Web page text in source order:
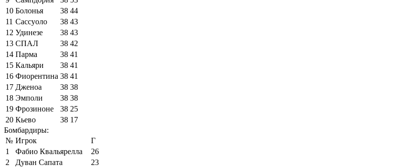
10 Болонья 38 44
11 Сассуоло 38 43
12 Удинезе 38 43
13 СПАЛ 38 42
14 Парма 38 41
15 Кальяри 38 41
16 Фиорентина 38 41
17 Дженоа 38 38
18 Эмполи 38 38
19 Фрозиноне 38 25
20 Кьево 38 17
Бомбардиры:
№ Игрок
Г
1
Фабио Квальярелла
26
2
Дуван Сапата
23